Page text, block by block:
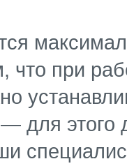
что при
для этого